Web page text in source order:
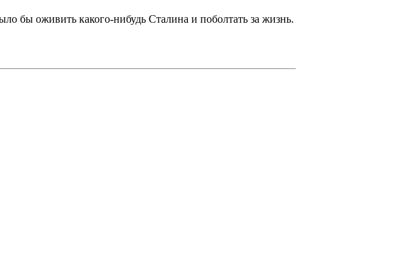
бы оживить какого-нибудь Сталина и поболтать за жизнь.